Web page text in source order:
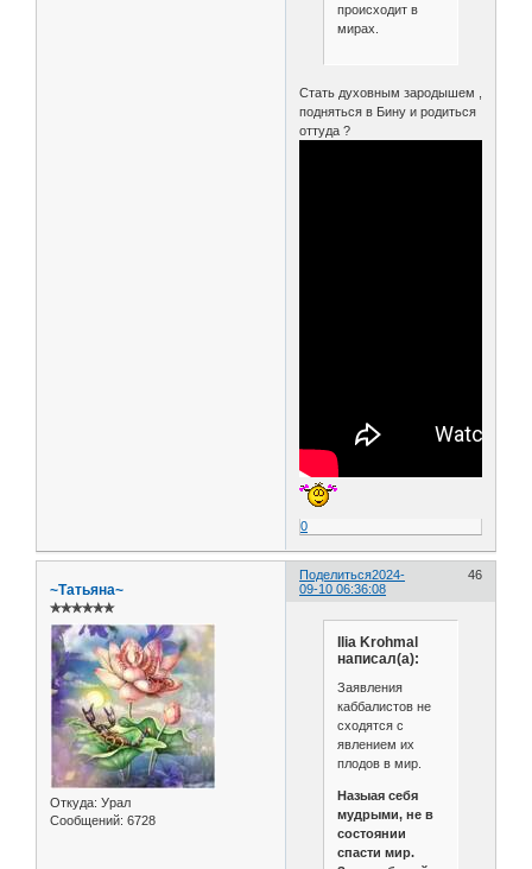
происходит в
мирах.
Стать духовным зародышем ,
подняться в Бину и родиться
оттуда ?
0
Поделиться 46
2024-
09-10 06:36:08
~Татьяна~
✯✯✯✯✯✯
Откуда: Урал
Сообщений: 6728
Ilia Krohmal
написал(а):
Заявления
каббалистов не
сходятся с
явлением их
плодов в мир.
Назыая себя
мудрыми, не в
состоянии
спасти мир.